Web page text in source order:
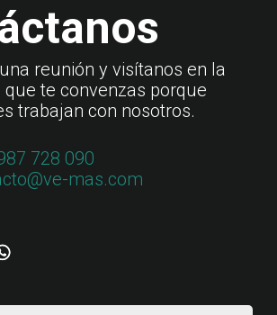
reunión y visítanos en la
que te convenzas porque
trabajan con nosotros.
728 090
mas.com